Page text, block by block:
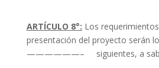
ARTÍCULO 8°: Los
presentación del proyecto serán
——————– siguientes, a